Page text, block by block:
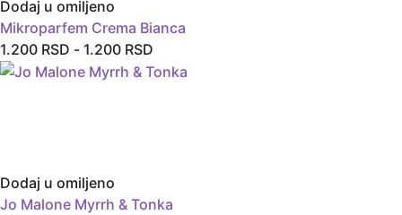
Dodaj u omiljeno
Mikroparfem Crema Bianca
1.200 RSD - 1.200 RSD
Dodaj u omiljeno
Jo Malone Myrrh & Tonka